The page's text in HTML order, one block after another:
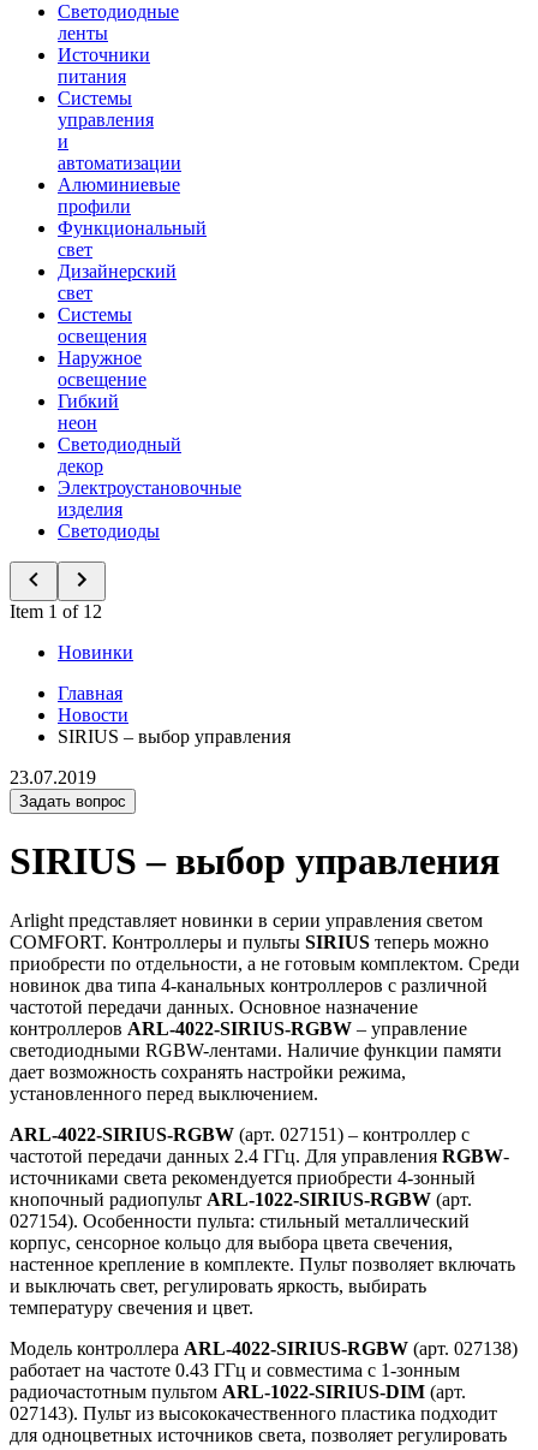
Светодиодные
ленты
Источники
питания
Системы
управления
и
автоматизации
Алюминиевые
профили
Функциональный
свет
Дизайнерский
свет
Системы
освещения
Наружное
освещение
Гибкий
неон
Светодиодный
декор
Электроустановочные
изделия
Светодиоды
Item 1 of 12
Новинки
Главная
Новости
SIRIUS – выбор управления
23.07.2019
Задать вопрос
SIRIUS – выбор управления
Arlight представляет новинки в серии управления светом
COMFORT. Контроллеры и пульты SIRIUS теперь можно
приобрести по отдельности, а не готовым комплектом. Среди
новинок два типа 4-канальных контроллеров с различной
частотой передачи данных. Основное назначение
контроллеров ARL-4022-SIRIUS-RGBW – управление
светодиодными RGBW-лентами. Наличие функции памяти
дает возможность сохранять настройки режима,
установленного перед выключением.
ARL-4022-SIRIUS-RGBW (арт. 027151) – контроллер с
частотой передачи данных 2.4 ГГц. Для управления RGBW-
источниками света рекомендуется приобрести 4-зонный
кнопочный радиопульт ARL-1022-SIRIUS-RGBW (арт.
027154). Особенности пульта: стильный металлический
корпус, сенсорное кольцо для выбора цвета свечения,
настенное крепление в комплекте. Пульт позволяет включать
и выключать свет, регулировать яркость, выбирать
температуру свечения и цвет.
Модель контроллера ARL-4022-SIRIUS-RGBW (арт. 027138)
работает на частоте 0.43 ГГц и совместима с 1-зонным
радиочастотным пультом ARL-1022-SIRIUS-DIM (арт.
027143). Пульт из высококачественного пластика подходит
для одноцветных источников света, позволяет регулировать